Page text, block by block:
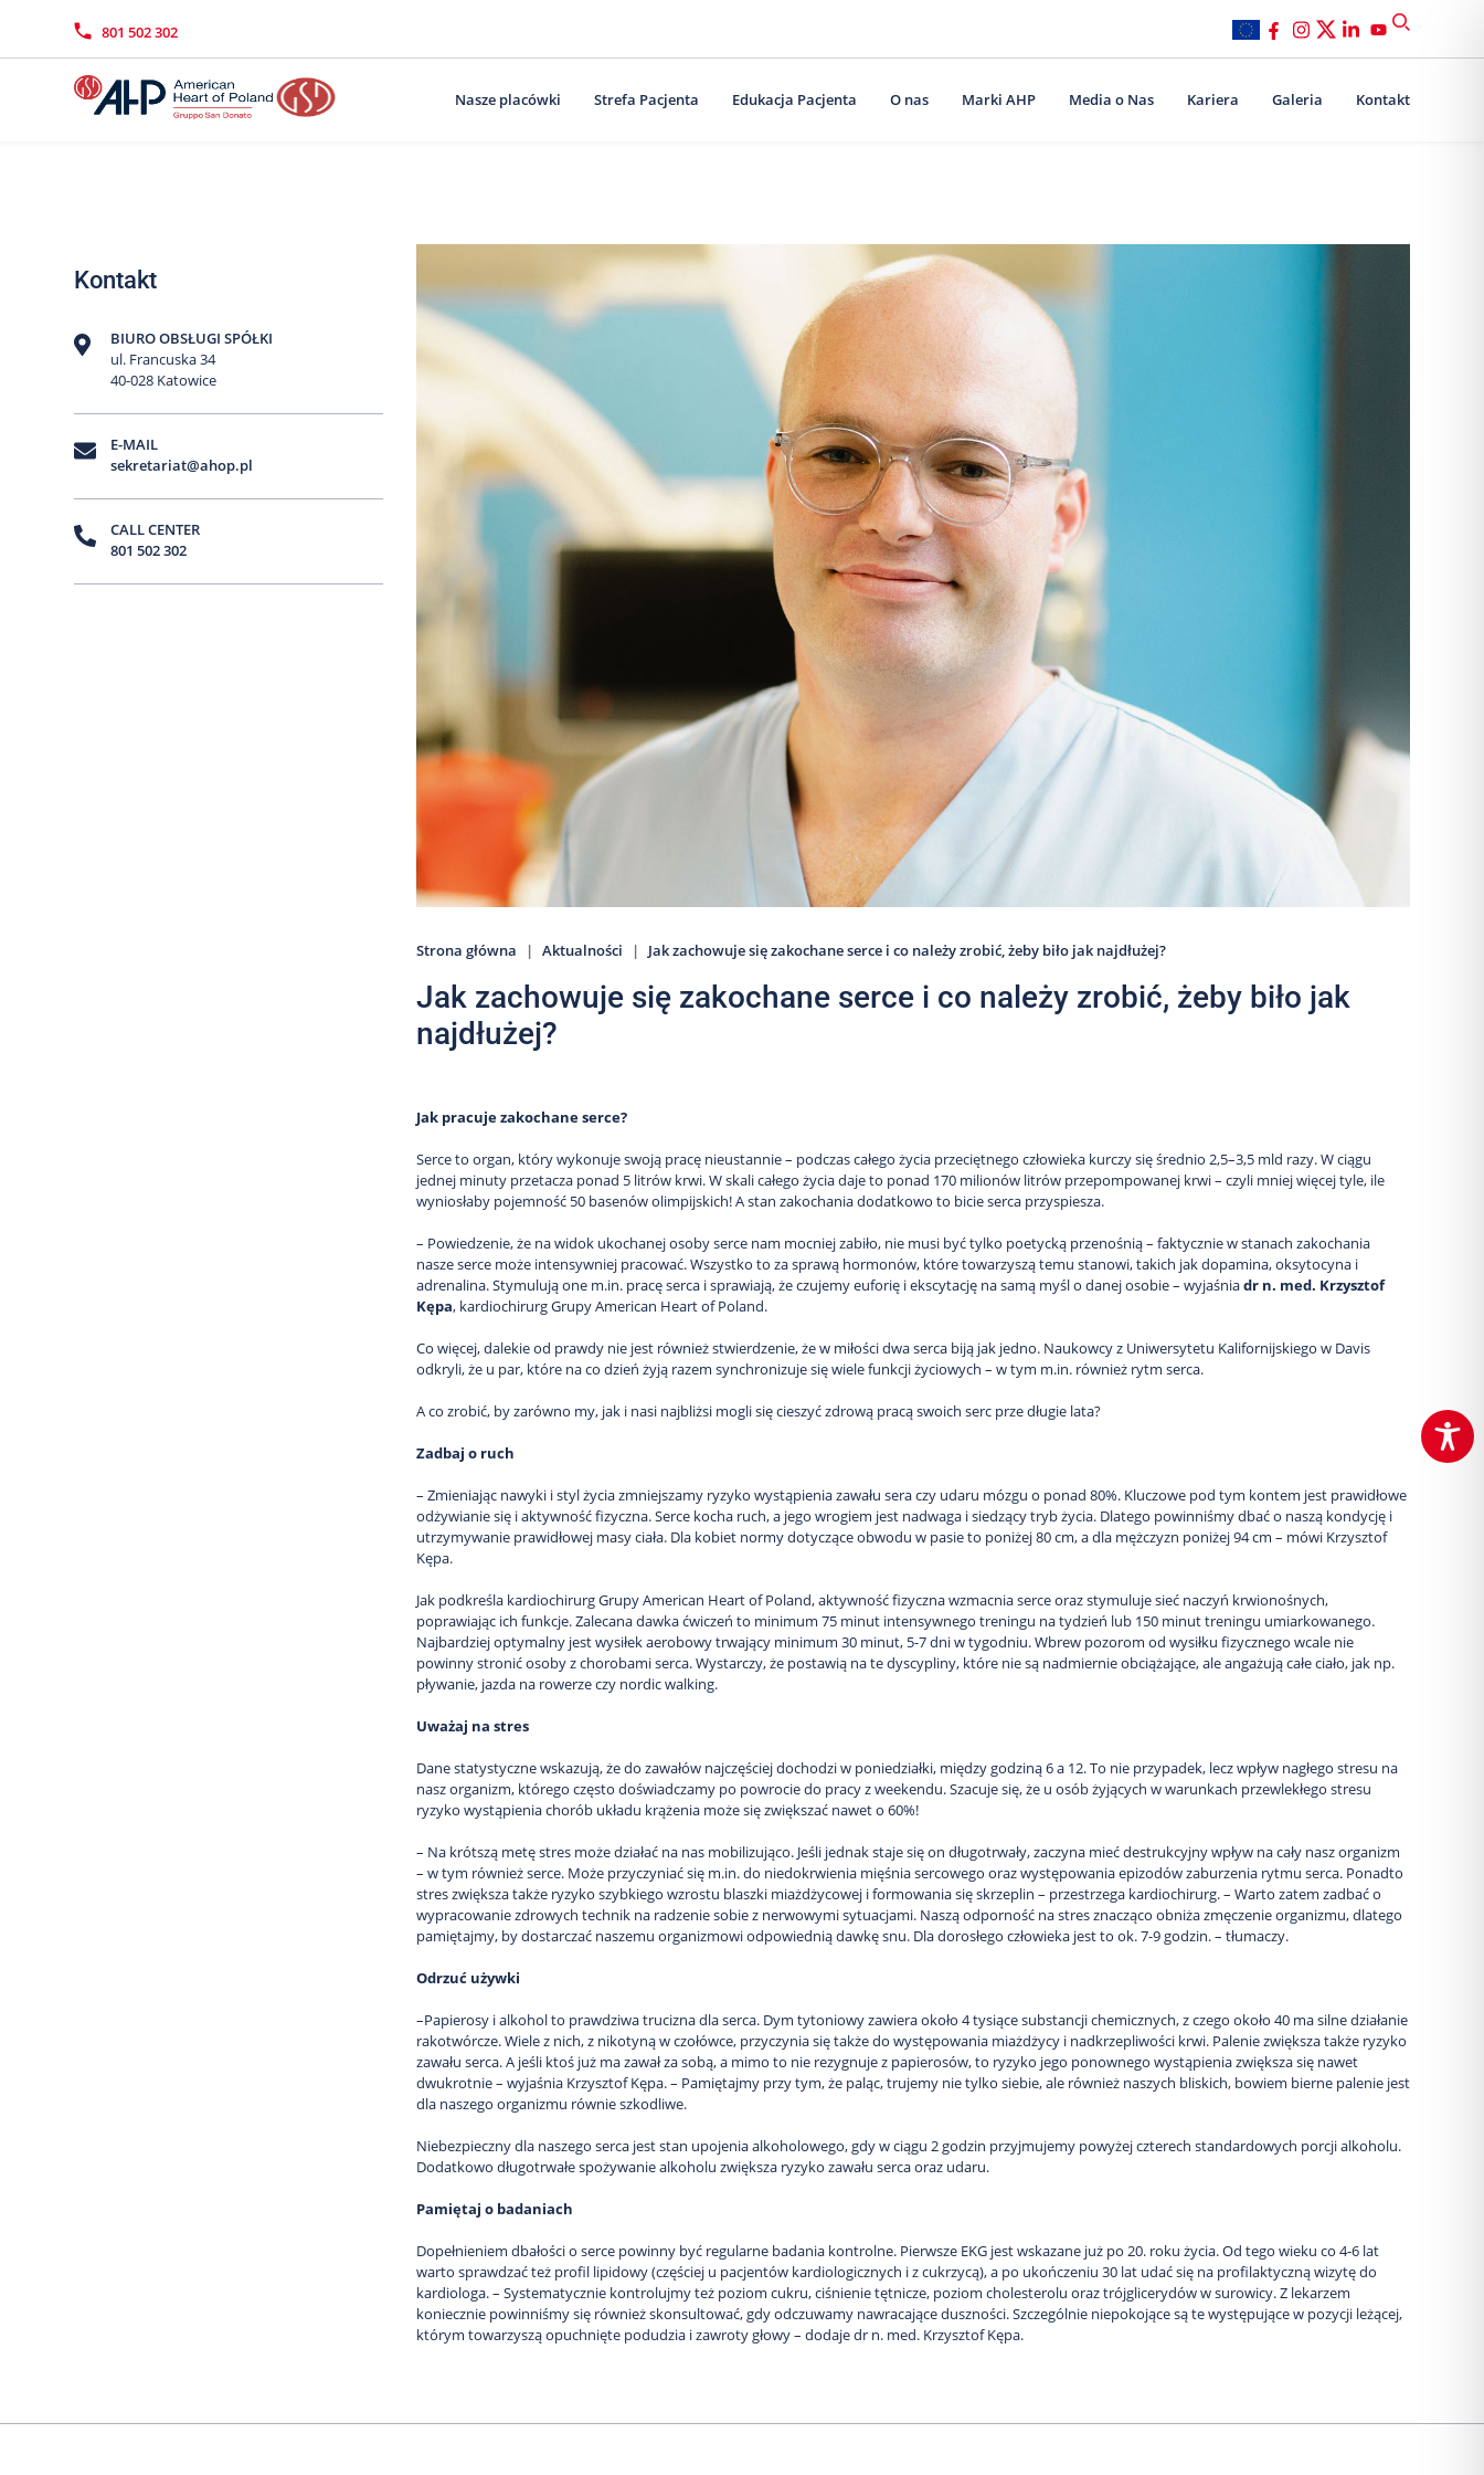
801 502 302
Nasze placówki Strefa Pacjenta Edukacja Pacjenta O nas Marki AHP Media o Nas Kariera Galeria Kontakt
Kontakt
BIURO OBSŁUGI SPÓŁKI
ul. Francuska 34
40-028 Katowice
E-MAIL
sekretariat@ahop.pl
CALL CENTER
801 502 302
Strona główna Aktualności Jak zachowuje się zakochane serce i co należy zrobić, żeby biło jak najdłużej?
Jak zachowuje się zakochane serce i co należy zrobić, żeby biło jak
najdłużej?
Jak pracuje zakochane serce?
Serce to organ, który wykonuje swoją pracę nieustannie – podczas całego życia przeciętnego człowieka kurczy się średnio 2,5–3,5 mld razy. W ciągu
jednej minuty przetacza ponad 5 litrów krwi. W skali całego życia daje to ponad 170 milionów litrów przepompowanej krwi – czyli mniej więcej tyle, ile
wyniosłaby pojemność 50 basenów olimpijskich! A stan zakochania dodatkowo to bicie serca przyspiesza.
– Powiedzenie, że na widok ukochanej osoby serce nam mocniej zabiło, nie musi być tylko poetycką przenośnią – faktycznie w stanach zakochania
nasze serce może intensywniej pracować. Wszystko to za sprawą hormonów, które towarzyszą temu stanowi, takich jak dopamina, oksytocyna i
adrenalina. Stymulują one m.in. pracę serca i sprawiają, że czujemy euforię i ekscytację na samą myśl o danej osobie – wyjaśniadr n. med. Krzysztof
Kępa, kardiochirurg Grupy American Heart of Poland.
Co więcej, dalekie od prawdy nie jest również stwierdzenie, że w miłości dwa serca biją jak jedno. Naukowcy z Uniwersytetu Kalifornijskiego w Davis
odkryli, że u par, które na co dzień żyją razem synchronizuje się wiele funkcji życiowych – w tym m.in. również rytm serca.
A co zrobić, by zarówno my, jak i nasi najbliżsi mogli się cieszyć zdrową pracą swoich serc prze długie lata?
Zadbaj o ruch
– Zmieniając nawyki i styl życia zmniejszamy ryzyko wystąpienia zawału sera czy udaru mózgu o ponad 80%. Kluczowe pod tym kontem jest prawidłowe
odżywianie się i aktywność fizyczna. Serce kocha ruch, a jego wrogiem jest nadwaga i siedzący tryb życia. Dlatego powinniśmy dbać o naszą kondycję i
utrzymywanie prawidłowej masy ciała. Dla kobiet normy dotyczące obwodu w pasie to poniżej 80 cm, a dla mężczyzn poniżej 94 cm – mówi Krzysztof
Kępa.
Jak podkreśla kardiochirurg Grupy American Heart of Poland, aktywność fizyczna wzmacnia serce oraz stymuluje sieć naczyń krwionośnych,
poprawiając ich funkcje. Zalecana dawka ćwiczeń to minimum 75 minut intensywnego treningu na tydzień lub 150 minut treningu umiarkowanego.
Najbardziej optymalny jest wysiłek aerobowy trwający minimum 30 minut, 5-7 dni w tygodniu. Wbrew pozorom od wysiłku fizycznego wcale nie
powinny stronić osoby z chorobami serca. Wystarczy, że postawią na te dyscypliny, które nie są nadmiernie obciążające, ale angażują całe ciało, jak np.
pływanie, jazda na rowerze czy nordic walking.
Uważaj na stres
Dane statystyczne wskazują, że do zawałów najczęściej dochodzi w poniedziałki, między godziną 6 a 12. To nie przypadek, lecz wpływ nagłego stresu na
nasz organizm, którego często doświadczamy po powrocie do pracy z weekendu. Szacuje się, że u osób żyjących w warunkach przewlekłego stresu
ryzyko wystąpienia chorób układu krążenia może się zwiększać nawet o 60%!
– Na krótszą metę stres może działać na nas mobilizująco. Jeśli jednak staje się on długotrwały, zaczyna mieć destrukcyjny wpływ na cały nasz organizm
– w tym również serce. Może przyczyniać się m.in. do niedokrwienia mięśnia sercowego oraz występowania epizodów zaburzenia rytmu serca. Ponadto
stres zwiększa także ryzyko szybkiego wzrostu blaszki miażdżycowej i formowania się skrzeplin – przestrzega kardiochirurg. – Warto zatem zadbać o
wypracowanie zdrowych technik na radzenie sobie z nerwowymi sytuacjami. Naszą odporność na stres znacząco obniża zmęczenie organizmu, dlatego
pamiętajmy, by dostarczać naszemu organizmowi odpowiednią dawkę snu. Dla dorosłego człowieka jest to ok. 7-9 godzin. – tłumaczy.
Odrzuć używki
–Papierosy i alkohol to prawdziwa trucizna dla serca. Dym tytoniowy zawiera około 4 tysiące substancji chemicznych, z czego około 40 ma silne działanie
rakotwórcze. Wiele z nich, z nikotyną w czołówce, przyczynia się także do występowania miażdżycy i nadkrzepliwości krwi. Palenie zwiększa także ryzyko
zawału serca. A jeśli ktoś już ma zawał za sobą, a mimo to nie rezygnuje z papierosów, to ryzyko jego ponownego wystąpienia zwiększa się nawet
dwukrotnie – wyjaśnia Krzysztof Kępa. – Pamiętajmy przy tym, że paląc, trujemy nie tylko siebie, ale również naszych bliskich, bowiem bierne palenie jest
dla naszego organizmu równie szkodliwe.
Niebezpieczny dla naszego serca jest stan upojenia alkoholowego, gdy w ciągu 2 godzin przyjmujemy powyżej czterech standardowych porcji alkoholu.
Dodatkowo długotrwałe spożywanie alkoholu zwiększa ryzyko zawału serca oraz udaru.
Pamiętaj o badaniach
Dopełnieniem dbałości o serce powinny być regularne badania kontrolne. Pierwsze EKG jest wskazane już po 20. roku życia. Od tego wieku co 4-6 lat
warto sprawdzać też profil lipidowy (częściej u pacjentów kardiologicznych i z cukrzycą), a po ukończeniu 30 lat udać się na profilaktyczną wizytę do
kardiologa. – Systematycznie kontrolujmy też poziom cukru, ciśnienie tętnicze, poziom cholesterolu oraz trójglicerydów w surowicy. Z lekarzem
koniecznie powinniśmy się również skonsultować, gdy odczuwamy nawracające duszności. Szczególnie niepokojące są te występujące w pozycji leżącej,
którym towarzyszą opuchnięte podudzia i zawroty głowy – dodaje dr n. med. Krzysztof Kępa.